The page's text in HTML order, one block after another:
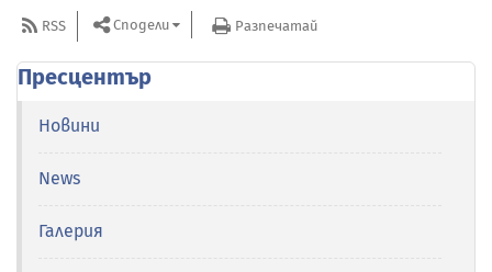
RSS Сподели Разпечатай
Пресцентър
Новини
News
Галерия